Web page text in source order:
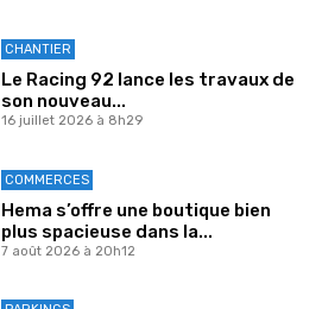
CHANTIER
Le Racing 92 lance les travaux de
son nouveau...
16 juillet 2026 à 8h29
COMMERCES
Hema s’offre une boutique bien
plus spacieuse dans la...
7 août 2026 à 20h12